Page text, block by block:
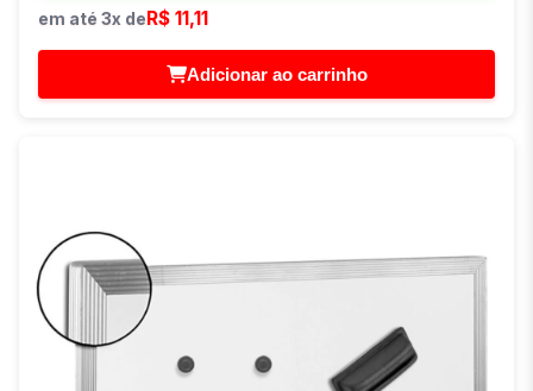
em até 3x de R$ 11,11
Adicionar ao carrinho